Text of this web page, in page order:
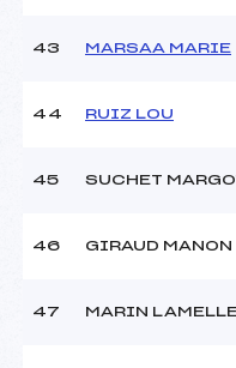
43 MARSAA MARIE
44 RUIZ LOU
45 SUCHET
46 GIRAUD MANON
47 MARIN